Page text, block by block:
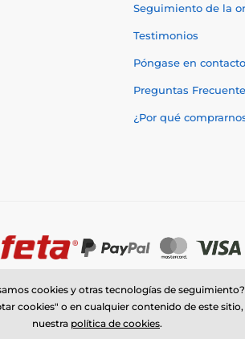
Seguimiento de la
Testimonios
Póngase en
Preguntas
¿Por qué
⦁ Tienda electrónica creada por
cookies y otras tecnologías de seguimiento?
cookies" o en cualquier contenido de este
nuestra política de cookies.